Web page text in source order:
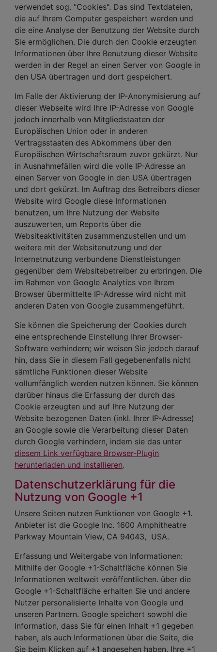
verwendet sog. "Cookies". Das sind Textdateien,
die auf Ihrem Computer gespeichert werden und
die eine Analyse der Benutzung der Website durch
Sie ermöglichen. Die durch den Cookie erzeugten
Informationen über Ihre Benutzung dieser Website
werden in der Regel an einen Server von Google in
den USA übertragen und dort gespeichert.
Im Falle der Aktivierung der IP-Anonymisierung auf
dieser Webseite wird Ihre IP-Adresse von Google
jedoch innerhalb von Mitgliedstaaten der
Europäischen Union oder in anderen
Vertragsstaaten des Abkommens über den
Europäischen Wirtschaftsraum zuvor gekürzt. Nur
in Ausnahmefällen wird die volle IP-Adresse an
einen Server von Google in den USA übertragen
und dort gekürzt. Im Auftrag des Betreibers dieser
Website wird Google diese Informationen
benutzen, um Ihre Nutzung der Website
auszuwerten, um Reports über die
Websiteaktivitäten zusammenzustellen und um
weitere mit der Websitenutzung und der
Internetnutzung verbundene Dienstleistungen
gegenüber dem Websitebetreiber zu erbringen. Die
im Rahmen von Google Analytics von Ihrem
Browser übermittelte IP-Adresse wird nicht mit
anderen Daten von Google zusammengeführt.
Sie können die Speicherung der Cookies durch
eine entsprechende Einstellung Ihrer Browser-
Software verhindern; wir weisen Sie jedoch darauf
hin, dass Sie in diesem Fall gegebenenfalls nicht
sämtliche Funktionen dieser Website
vollumfänglich werden nutzen können. Sie können
darüber hinaus die Erfassung der durch das
Cookie erzeugten und auf Ihre Nutzung der
Website bezogenen Daten (inkl. Ihrer IP-Adresse)
an Google sowie die Verarbeitung dieser Daten
durch Google verhindern, indem sie das unter
diesem Link verfügbare Browser-Plugin
herunterladen und installieren.
Datenschutzerklärung für die
Nutzung von Google +1
Unsere Seiten nutzen Funktionen von Google +1.
Anbieter ist die Google Inc. 1600 Amphitheatre
Parkway Mountain View, CA 94043, USA.
Erfassung und Weitergabe von Informationen:
Mithilfe der Google +1-Schaltfläche können Sie
Informationen weltweit veröffentlichen. über die
Google +1-Schaltfläche erhalten Sie und andere
Nutzer personalisierte Inhalte von Google und
unseren Partnern. Google speichert sowohl die
Information, dass Sie für einen Inhalt +1 gegeben
haben, als auch Informationen über die Seite, die
Sie beim Klicken auf +1 angesehen haben. Ihre +1